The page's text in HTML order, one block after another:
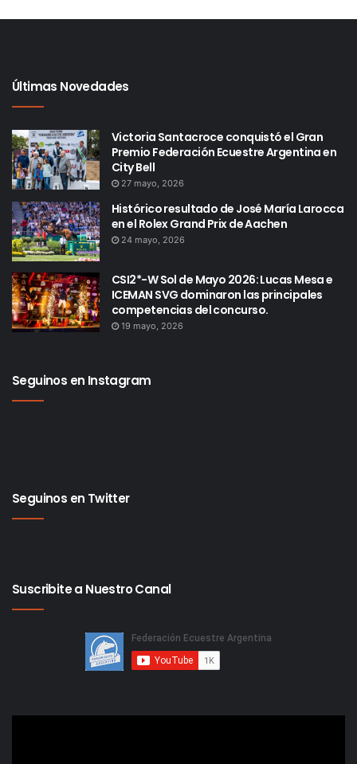
Últimas Novedades
Victoria Santacroce conquistó el Gran
Premio Federación Ecuestre Argentina en
City Bell
27 mayo, 2026
Histórico resultado de José María Larocca
en el Rolex Grand Prix de Aachen
24 mayo, 2026
CSI2*-W Sol de Mayo 2026: Lucas Mesa e
ICEMAN SVG dominaron las principales
competencias del concurso.
19 mayo, 2026
Seguinos en Instagram
Seguinos en Twitter
Suscribite a Nuestro Canal